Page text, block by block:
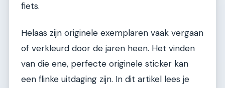
fiets.
Helaas zijn originele exemplaren vaak vergaan
of verkleurd door de jaren heen. Het vinden
van die ene, perfecte originele sticker kan
een flinke uitdaging zijn. In dit artikel lees je